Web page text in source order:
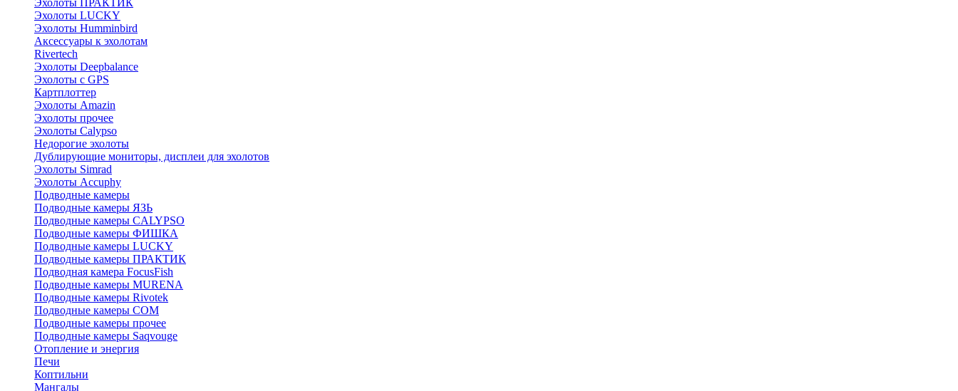
Эхолоты ПРАКТИК
Эхолоты LUCKY
Эхолоты Humminbird
Аксессуары к эхолотам
Rivertech
Эхолоты Deepbalance
Эхолоты с GPS
Картплоттер
Эхолоты Amazin
Эхолоты прочее
Эхолоты Calypso
Недорогие эхолоты
Дублирующие мониторы, дисплеи для эхолотов
Эхолоты Simrad
Эхолоты Accuphy
Подводные камеры
Подводные камеры ЯЗЬ
Подводные камеры CALYPSO
Подводные камеры ФИШКА
Подводные камеры LUCKY
Подводные камеры ПРАКТИК
Подводная камера FocusFish
Подводные камеры MURENA
Подводные камеры Rivotek
Подводные камеры СОМ
Подводные камеры прочее
Подводные камеры Saqvouge
Отопление и энергия
Печи
Коптильни
Мангалы